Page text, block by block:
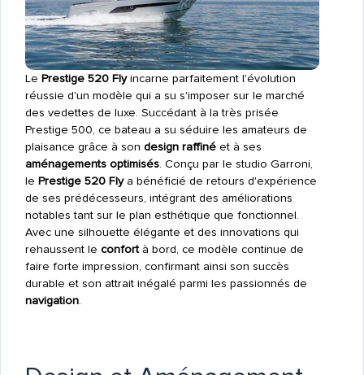
Le Prestige 520 Flyincarne parfaitement l'évolution
réussie d'un modèle qui a su s'imposer sur le marché
des vedettes de luxe. Succédant à la très prisée
Prestige 500, ce bateau a su séduire les amateurs de
plaisance grâce à son design raffinéet à ses
aménagements optimisés. Conçu par le studio Garroni,
le Prestige 520 Flya bénéficié de retours d'expérience
de ses prédécesseurs, intégrant des améliorations
notables tant sur le plan esthétique que fonctionnel.
Avec une silhouette élégante et des innovations qui
rehaussent le confortà bord, ce modèle continue de
faire forte impression, confirmant ainsi son succès
durable et son attrait inégalé parmi les passionnés de
navigation.